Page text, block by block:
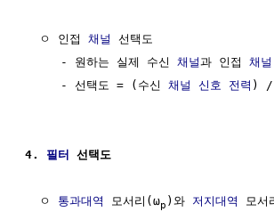
  ㅇ 인접
채널
선택도
     - 원하는 실제 수신
채널과 인접 채널
     - 선택도 = (수신
채널 신호 전력 ) /
4. 필터 선택도
  ㅇ
통과대역 모서리(ωp )와 저지대역 모서